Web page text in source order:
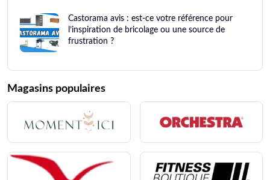
Castorama avis : est-ce votre référence pour
l’inspiration de bricolage ou une source de
frustration ?
Magasins populaires